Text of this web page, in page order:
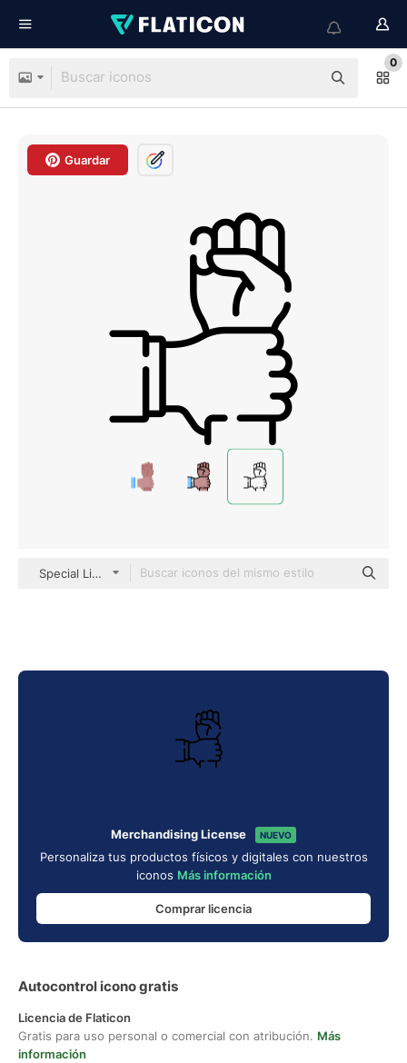
0
Guardar
Special Lineal
Merchandising License NUEVO
Personaliza tus productos físicos y digitales con nuestros
iconos Más información
Comprar licencia
Autocontrol icono gratis
Licencia de Flaticon
Gratis para uso personal o comercial con atribución. Más
información